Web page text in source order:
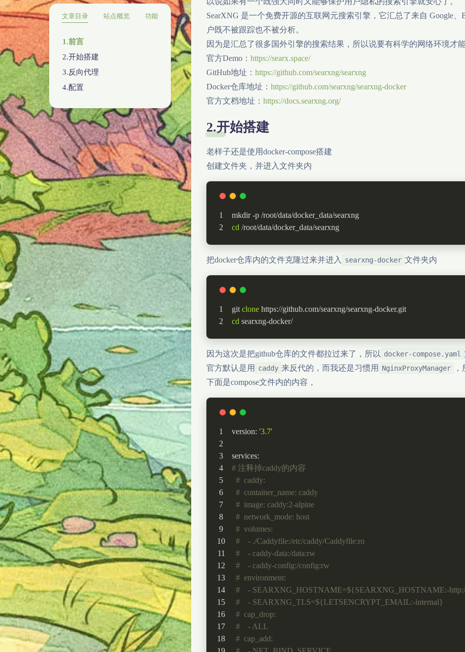
文章目录 站点概览 功能
1.前言
2.开始搭建
3.反向代理
4.配置
SearXNG 是一个免费开源的互联网元搜索引擎，它汇总了来自 Google、
户既不被跟踪也不被分析。
因为是汇总了很多国外引擎的搜索结果，所以说要有科学的网络环境才
官方Demo： https://searx.space/
GitHub地址： https://github.com/searxng/searxng
Docker仓库地址： https://github.com/searxng/searxng-docker
官方文档地址： https://docs.searxng.org/
2.开始搭建
老样子还是使用docker-compose搭建
创建文件夹，并进入文件夹内
mkdir -p /root/data/docker_data/searxng
cd /root/data/docker_data/searxng
把docker仓库内的文件克隆过来并进入 searxng-docker 文件夹内
git clone https://github.com/searxng/searxng-docker.git
cd searxng-docker/
因为这次是把github仓库的文件都拉过来了，所以 docker-compose.yaml
官方默认是用
caddy 来反代的，而我还是习惯用 NginxProxyManager
下面是compose文件内的内容，
version: '3.7'
services:
# 注释掉caddy的内容
#  caddy:
#  container_name: caddy
#  image: caddy:2-alpine
#  network_mode: host
#  volumes:
#    - ./Caddyfile:/etc/caddy/Caddyfile:ro
#    - caddy-data:/data:rw
#    - caddy-config:/config:rw
#  environment:
#    - SEARXNG_HOSTNAME=${SEARXNG_HOSTNAME:-
#    - SEARXNG_TLS=${LETSENCRYPT_EMAIL:-internal}
#  cap_drop:
#    - ALL
#  cap_add: